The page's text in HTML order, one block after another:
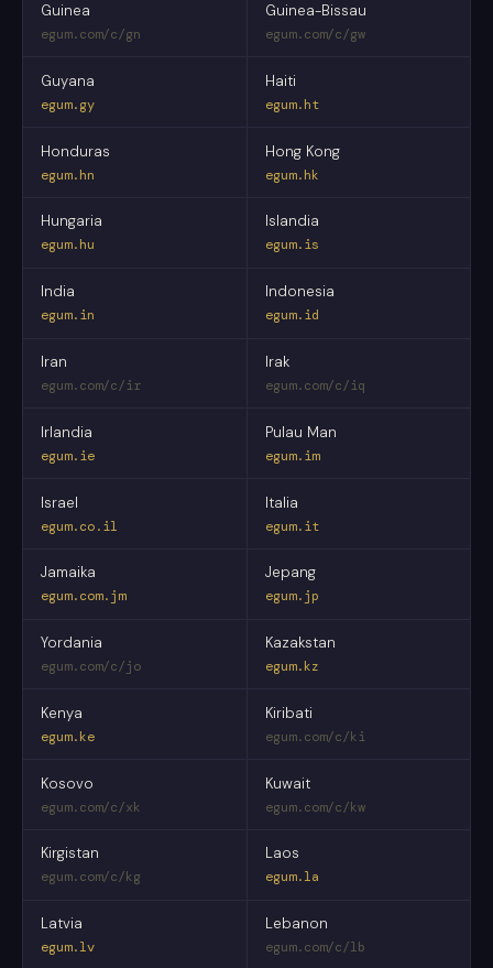
Guinea
egum.com/c/gn
Guinea-Bissau
egum.com/c/gw
Guyana
egum.gy
Haiti
egum.ht
Honduras
egum.hn
Hong Kong
egum.hk
Hungaria
egum.hu
Islandia
egum.is
India
egum.in
Indonesia
egum.id
Iran
egum.com/c/ir
Irak
egum.com/c/iq
Irlandia
egum.ie
Pulau Man
egum.im
Israel
egum.co.il
Italia
egum.it
Jamaika
egum.com.jm
Jepang
egum.jp
Yordania
egum.com/c/jo
Kazakstan
egum.kz
Kenya
egum.ke
Kiribati
egum.com/c/ki
Kosovo
egum.com/c/xk
Kuwait
egum.com/c/kw
Kirgistan
egum.com/c/kg
Laos
egum.la
Latvia
egum.lv
Lebanon
egum.com/c/lb